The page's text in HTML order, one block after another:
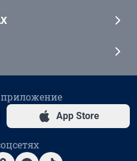
App Store